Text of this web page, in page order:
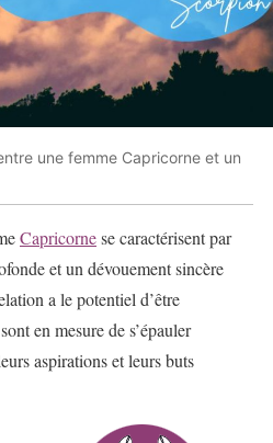
une femme Capricorne et un
Capricornese caractérisent par
et un dévouement sincère
a le potentiel d’être
en mesure de s’épauler
aspirations et leurs buts